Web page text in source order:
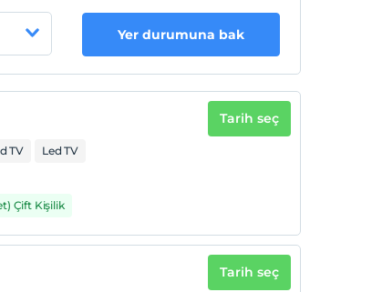
Yer durumuna bak
TV
Led TV
Çift Kişilik
Tarih seç
Tarih seç